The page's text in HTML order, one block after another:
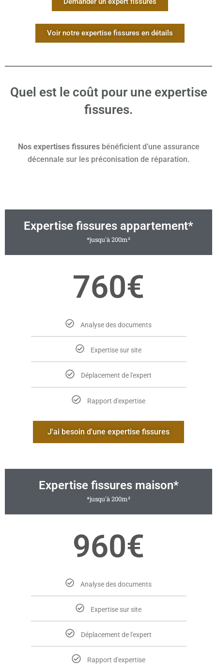
Voir notre expertise fissures en détails
Quel est le coût pour une expertise
fissures.
Nos expertises fissuresbénéficient d’une assurance
décennale sur les préconisation de réparation.
Expertise fissures appartement*
*jusqu'à 200m²
760€
Analyse des documents
Expertise sur site
Déplacement de l'expert
Rapport d'expertise
J'ai besoin d'une expertise fissures
Expertise fissures maison*
*jusqu'à 200m²
960€
Analyse des documents
Expertise sur site
Déplacement de l'expert
Rapport d'expertise